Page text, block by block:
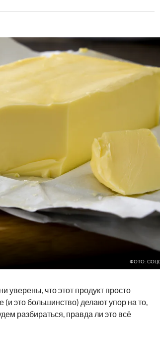
ФОТО:
уверены, что этот продукт просто
это большинство) делают упор на то,
разбираться, правда ли это всё